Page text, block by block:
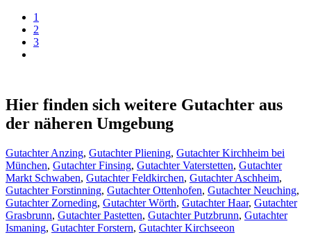
1
2
3
Hier finden sich weitere Gutachter aus
der näheren Umgebung
Gutachter Anzing, Gutachter Pliening, Gutachter Kirchheim bei
München, Gutachter Finsing, Gutachter Vaterstetten, Gutachter
Markt Schwaben, Gutachter Feldkirchen, Gutachter Aschheim,
Gutachter Forstinning, Gutachter Ottenhofen, Gutachter Neuching,
Gutachter Zorneding, Gutachter Wörth, Gutachter Haar, Gutachter
Grasbrunn, Gutachter Pastetten, Gutachter Putzbrunn, Gutachter
Ismaning, Gutachter Forstern, Gutachter Kirchseeon